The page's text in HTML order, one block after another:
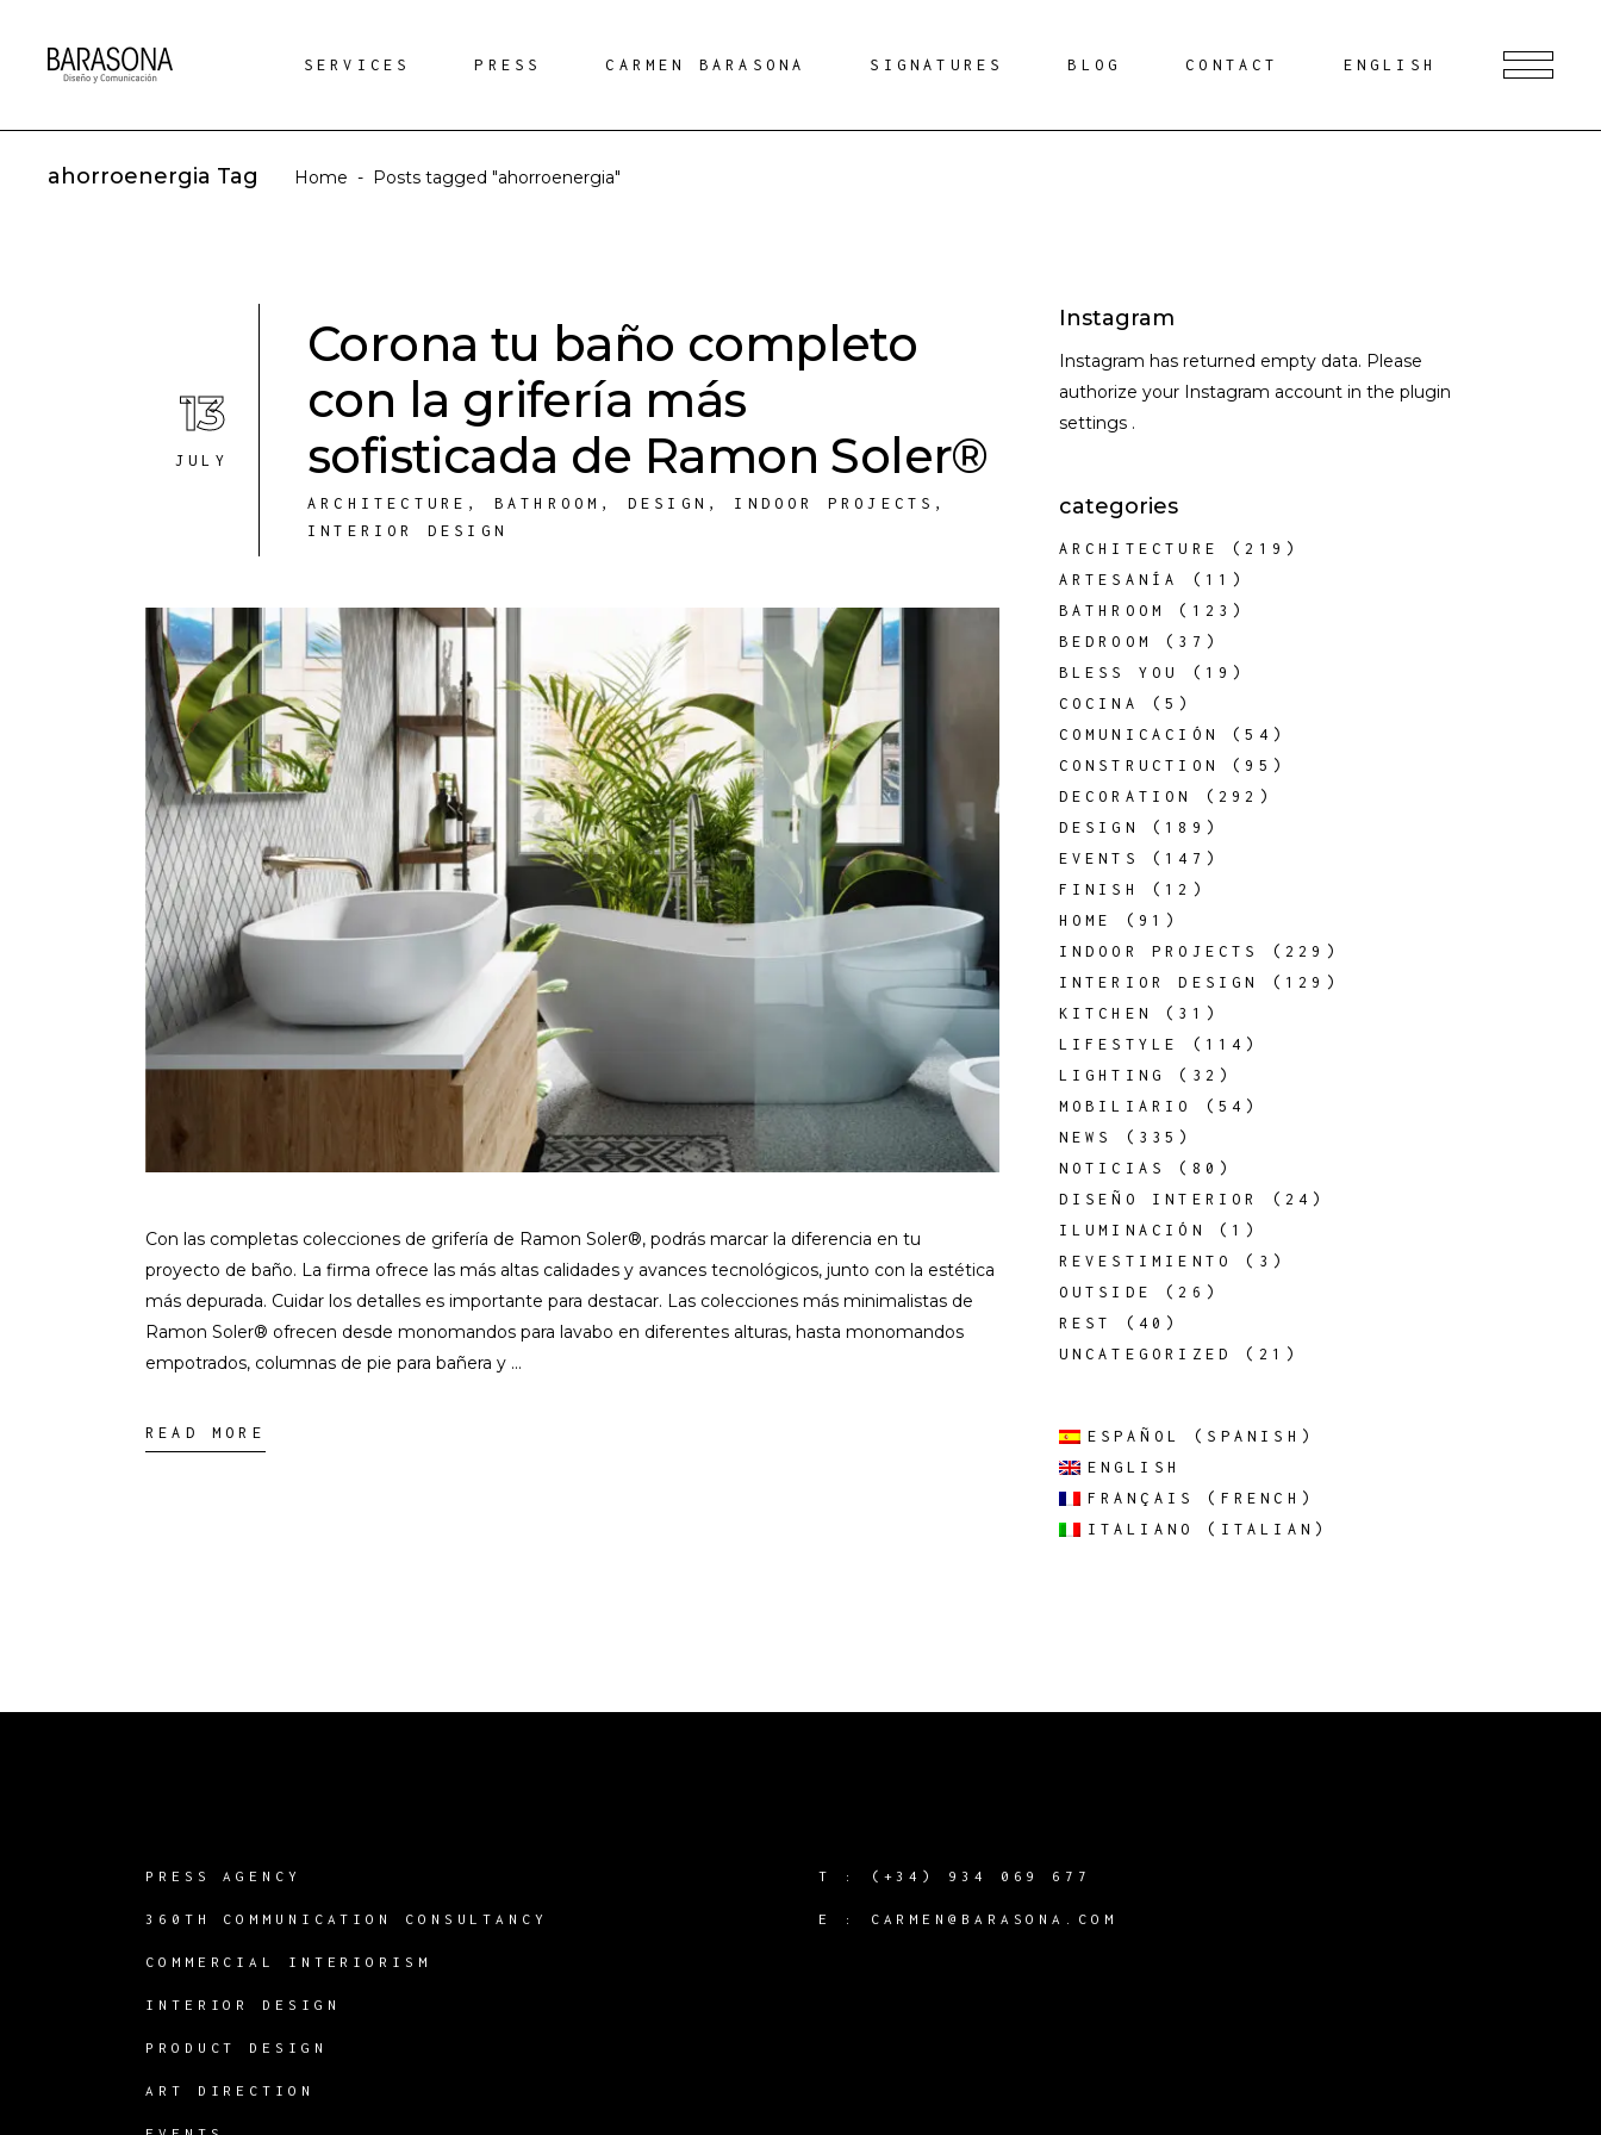
SERVICES PRESS CARMEN BARASONA SIGNATURES BLOG CONTACT ENGLISH
ahorroenergia Tag Home - Posts tagged "ahorroenergia"
13
JULY
Corona tu baño completo
con la grifería más
sofisticada de Ramon Soler®
ARCHITECTURE , BATHROOM , DESIGN , INDOOR PROJECTS ,
INTERIOR DESIGN
Con las completas colecciones de grifería de Ramon Soler®, podrás marcar la diferencia en tu
proyecto de baño. La firma ofrece las más altas calidades y avances tecnológicos, junto con la estética
más depurada. Cuidar los detalles es importante para destacar. Las colecciones más minimalistas de
Ramon Soler® ofrecen desde monomandos para lavabo en diferentes alturas, hasta monomandos
empotrados, columnas de pie para bañera y
READ MORE
Instagram
Instagram has returned empty data. Please
authorize your Instagram account in the plugin
settings .
categories
ARCHITECTURE
(219)
ARTESANÍA
(11)
BATHROOM
(123)
BEDROOM
(37)
BLESS YOU
(19)
COCINA
(5)
COMUNICACIÓN
(54)
CONSTRUCTION
(95)
DECORATION
(292)
DESIGN
(189)
EVENTS
(147)
FINISH
(12)
HOME
(91)
INDOOR PROJECTS
(229)
INTERIOR DESIGN
(129)
KITCHEN
(31)
LIFESTYLE
(114)
LIGHTING
(32)
MOBILIARIO
(54)
NEWS
(335)
NOTICIAS
(80)
DISEÑO INTERIOR
(24)
ILUMINACIÓN
(1)
REVESTIMIENTO
(3)
OUTSIDE
(26)
REST
(40)
UNCATEGORIZED
(21)
ESPAÑOL ( SPANISH )
ENGLISH
FRANÇAIS
( FRENCH )
ITALIANO
( ITALIAN )
PRESS AGENCY
360TH COMMUNICATION CONSULTANCY
COMMERCIAL INTERIORISM
INTERIOR DESIGN
PRODUCT DESIGN
ART DIRECTION
T : (+34) 934 069 677
E : CARMEN@BARASONA.COM